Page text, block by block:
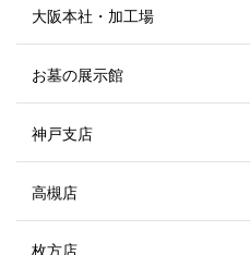
大阪本社・加工場
お墓の展示館
神戸支店
高槻店
枚方店